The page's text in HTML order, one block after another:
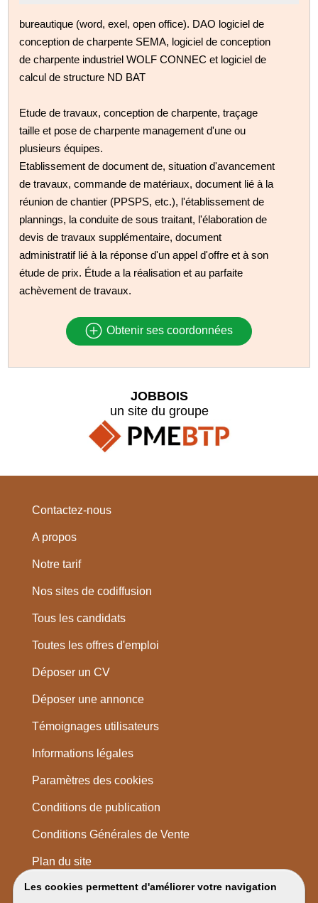
bureautique (word, exel, open office). DAO logiciel de
conception de charpente SEMA, logiciel de conception
de charpente industriel WOLF CONNEC et logiciel de
calcul de structure ND BAT
Etude de travaux, conception de charpente, traçage
taille et pose de charpente management d'une ou
plusieurs équipes.
Etablissement de document de, situation d'avancement
de travaux, commande de matériaux, document lié à la
réunion de chantier (PPSPS, etc.), l'établissement de
plannings, la conduite de sous traitant, l'élaboration de
devis de travaux supplémentaire, document
administratif lié à la réponse d'un appel d'offre et à son
étude de prix. Étude a la réalisation et au parfaite
achèvement de travaux.
Obtenir ses coordonnées
Les cookies permettent d'améliorer votre navigation
JOBBOIS
un site du groupe
Contactez-nous
A propos
Notre tarif
Nos sites de codiffusion
Tous les candidats
Toutes les offres d'emploi
Déposer un CV
Déposer une annonce
Témoignages utilisateurs
Informations légales
Paramètres des cookies
Conditions de publication
Conditions Générales de Vente
Plan du site